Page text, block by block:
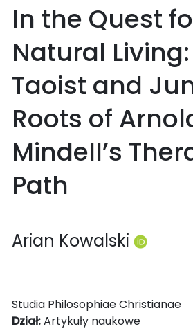
In the Quest
Natural
Taoist and
Roots of
Mindell’s
Path
Arian Kowalski
Studia Philosophiae Christianae
Dział:Artykuły naukowe